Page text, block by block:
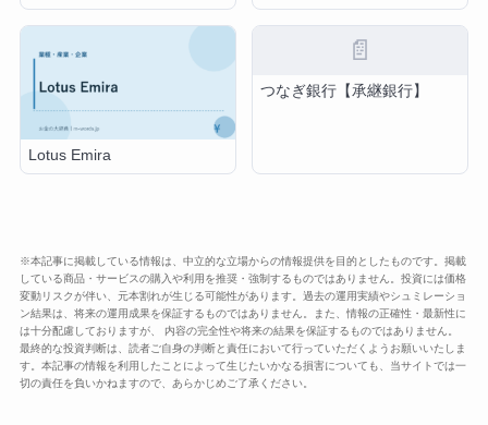
Lotus Emira
📄
つなぎ銀行【承継銀行】
※本記事に掲載している情報は、中立的な立場からの情報提供を目的としたものです。掲載
している商品・サービスの購入や利用を推奨・強制するものではありません。投資には価格
変動リスクが伴い、元本割れが生じる可能性があります。過去の運用実績やシュミレーショ
ン結果は、将来の運用成果を保証するものではありません。また、情報の正確性・最新性に
は十分配慮しておりますが、 内容の完全性や将来の結果を保証するものではありません。
最終的な投資判断は、読者ご自身の判断と責任において行っていただくようお願いいたしま
す。本記事の情報を利用したことによって生じたいかなる損害についても、当サイトでは一
切の責任を負いかねますので、あらかじめご了承ください。